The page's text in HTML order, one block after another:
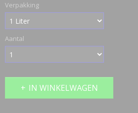
Verpakking
Aantal
IN WINKELWAGEN